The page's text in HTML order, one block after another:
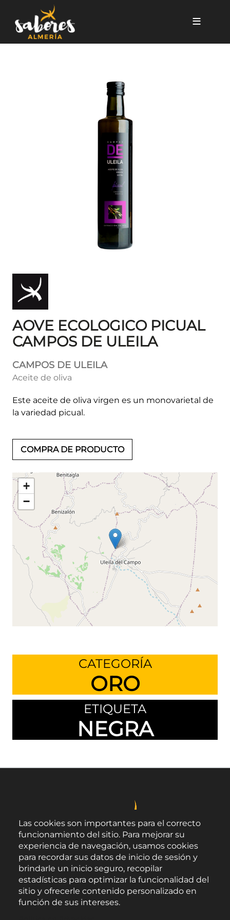
AOVE ECOLOGICO PICUAL
CAMPOS DE ULEILA
CAMPOS DE ULEILA
Aceite de oliva
Este aceite de oliva virgen es un monovarietal de
la variedad picual.
COMPRA DE PRODUCTO
+
−
CATEGORÍA
ORO
ETIQUETA
NEGRA
Las cookies son importantes para el correcto
funcionamiento del sitio. Para mejorar su
experiencia de navegación, usamos cookies
para recordar sus datos de inicio de sesión y
brindarle un inicio seguro, recopilar
estadísticas para optimizar la funcionalidad del
sitio y ofrecerle contenido personalizado en
función de sus intereses.